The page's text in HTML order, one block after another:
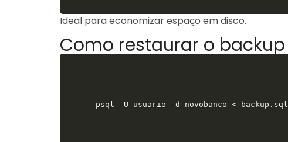
Ideal para economizar espaço em disco.
Como restaurar o backup
psql -U usuario -d novobanco < backup.sql